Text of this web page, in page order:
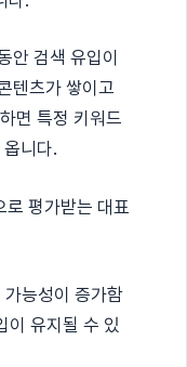
안 검색 유입이
텐츠가 쌓이고
면 특정 키워드
니다.
평가받는 대표
능성이 증가함
이 유지될 수 있